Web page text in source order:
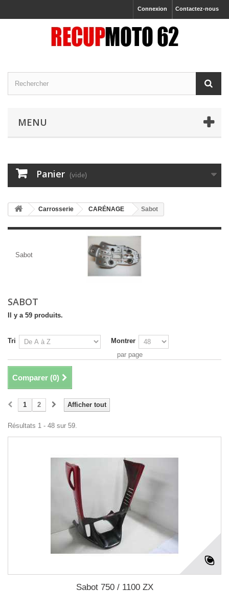
Contactez-nous
Connexion
MENU
Panier (vide)
Carrosserie CARÉNAGE Sabot
Sabot
SABOT
Il y a 59 produits.
Tri
Montrer
par page
Comparer (0)
Afficher tout
1 2
Résultats 1 - 48 sur 59.
Sabot 750 / 1100 ZX